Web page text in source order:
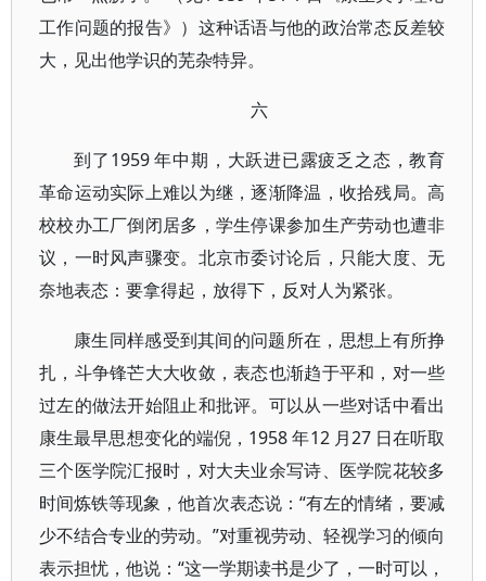
工作问题的报告》）这种话语与他的政治常态反差较
大，见出他学识的芜杂特异。
六
到了1959 年中期，大跃进已露疲乏之态，教育
革命运动实际上难以为继，逐渐降温，收拾残局。高
校校办工厂倒闭居多，学生停课参加生产劳动也遭非
议，一时风声骤变。北京市委讨论后，只能大度、无
奈地表态：要拿得起，放得下，反对人为紧张。
康生同样感受到其间的问题所在，思想上有所挣
扎，斗争锋芒大大收敛，表态也渐趋于平和，对一些
过左的做法开始阻止和批评。可以从一些对话中看出
康生最早思想变化的端倪，1958 年12 月27 日在听取
三个医学院汇报时，对大夫业余写诗、医学院花较多
时间炼铁等现象，他首次表态说：“有左的情绪，要减
少不结合专业的劳动。”对重视劳动、轻视学习的倾向
表示担忧，他说：“这一学期读书是少了，一时可以，